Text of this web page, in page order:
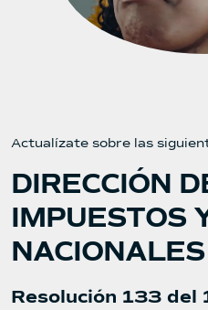
Actualízate sobre las
DIRECCIÓN
IMPUESTOS
NACIONALES
Resolución 133 del